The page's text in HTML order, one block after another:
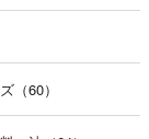
（60）